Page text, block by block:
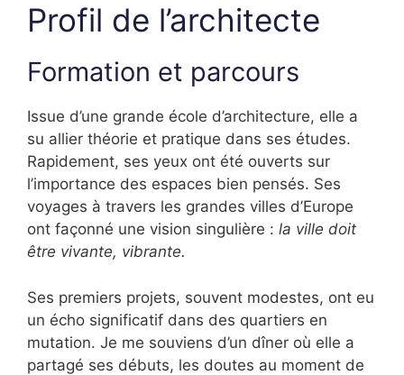
Profil de l’architecte
Formation et parcours
Issue d’une grande école d’architecture, elle a
su allier théorie et pratique dans ses études.
Rapidement, ses yeux ont été ouverts sur
l’importance des espaces bien pensés. Ses
voyages à travers les grandes villes d’Europe
ont façonné une vision singulière : la ville doit
être vivante, vibrante.
Ses premiers projets, souvent modestes, ont eu
un écho significatif dans des quartiers en
mutation. Je me souviens d’un dîner où elle a
partagé ses débuts, les doutes au moment de